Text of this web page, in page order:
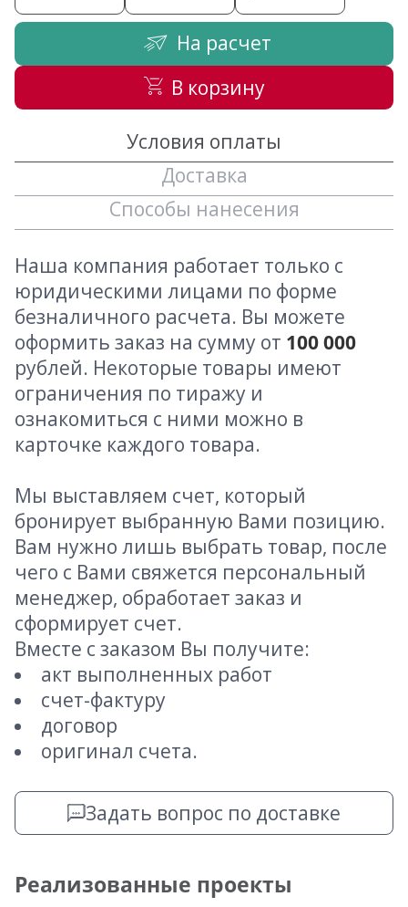
На расчет
В корзину
Условия оплаты
Доставка
Способы нанесения
Наша компания работает только с
юридическими лицами по форме
безналичного расчета. Вы можете
оформить заказ на сумму от 100 000
рублей. Некоторые товары имеют
ограничения по тиражу и
ознакомиться с ними можно в
карточке каждого товара.
Мы выставляем счет, который
бронирует выбранную Вами позицию.
Вам нужно лишь выбрать товар, после
чего с Вами свяжется персональный
менеджер, обработает заказ и
сформирует счет.
Вместе с заказом Вы получите:
акт выполненных работ
счет-фактуру
договор
оригинал счета.
Задать вопрос по доставке
Реализованные проекты